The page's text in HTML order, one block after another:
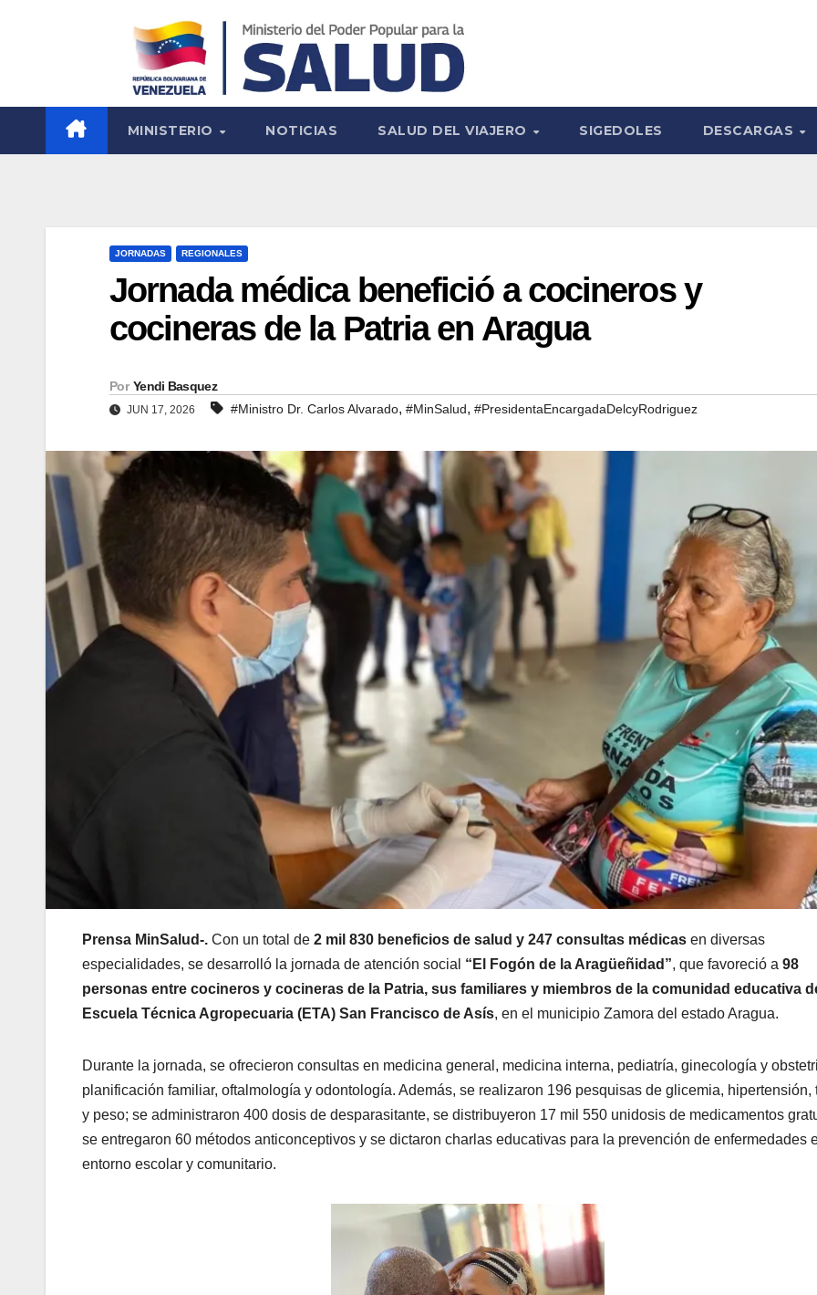
MINISTERIO NOTICIAS SALUD DEL VIAJERO SIGEDOLES DESCARGAS
JORNADAS REGIONALES
Jornada médica benefició a cocineros y
cocineras de la Patria en Aragua
Por Yendi Basquez
JUN 17, 2026 #Ministro Dr. Carlos Alvarado, #MinSalud, #PresidentaEncargadaDelcyRodriguez
Prensa MinSalud-. Con un total de 2 mil 830 beneficios de salud y 247 consultas médicas en diversas
especialidades, se desarrolló la jornada de atención social “El Fogón de la Aragüeñidad”, que favoreció a 98
personas entre cocineros y cocineras de la Patria, sus familiares y miembros de la comunidad educativa
Escuela Técnica Agropecuaria (ETA) San Francisco de Asís, en el municipio Zamora del estado Aragua.
Durante la jornada, se ofrecieron consultas en medicina general, medicina interna, pediatría, ginecología y
planificación familiar, oftalmología y odontología. Además, se realizaron 196 pesquisas de glicemia, hipertensión,
y peso; se administraron 400 dosis de desparasitante, se distribuyeron 17 mil 550 unidosis de medicamentos
se entregaron 60 métodos anticonceptivos y se dictaron charlas educativas para la prevención de enfermedades
entorno escolar y comunitario.